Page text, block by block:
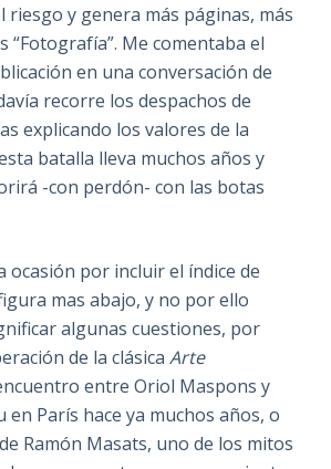
riesgo y genera más páginas, más
“Fotografía”. Me comentaba el
en una conversación de
recorre los despachos de
explicando los valores de la
batalla lleva muchos años y
-con perdón- con las botas
ocasión por incluir el índice de
mas abajo, y no por ello
algunas cuestiones, por
de la clásica Arte
entre Oriol Maspons y
en París hace ya muchos años, o
Ramón Masats, uno de los mitos